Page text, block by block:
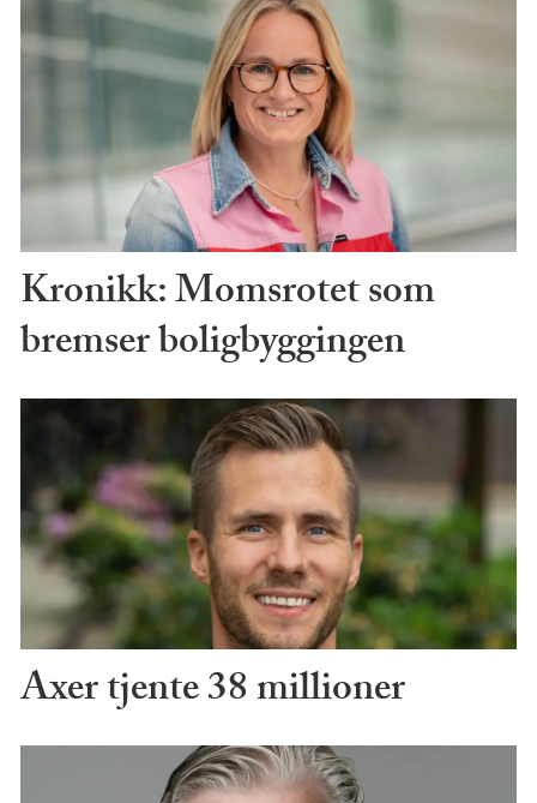
Kronikk: Momsrotet som
bremser boligbyggingen
Axer tjente 38 millioner